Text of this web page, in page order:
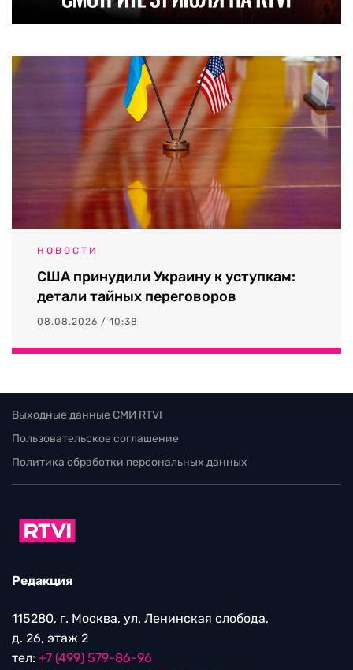
НОВОСТИ
США принудили Украину к уступкам:
детали тайных переговоров
08.08.2026 / 10:38
Выходные данные СМИ RTVI
Пользовательское соглашение
Политика обработки персональных данных
Редакция
115280, г. Москва, ул. Ленинская слобода,
д. 26, этаж 2
тел: +7 (499) 579-86-96